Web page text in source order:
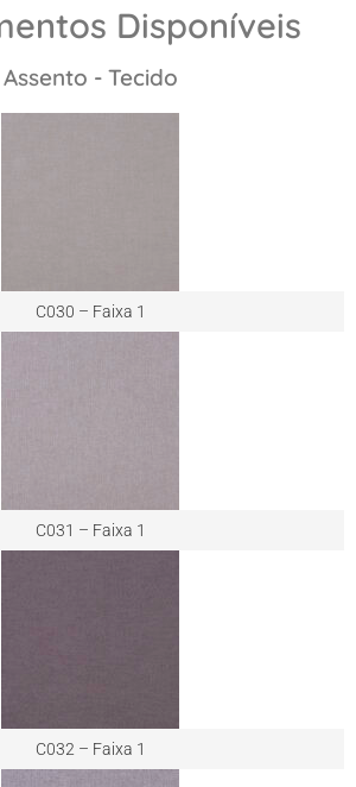
Disponíveis
Assento - Tecido
C030 – Faixa 1
C031 – Faixa 1
C032 – Faixa 1